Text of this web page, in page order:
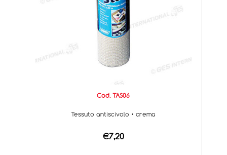
Cod. TAS06
Tessuto antiscivolo • crema
€7,20